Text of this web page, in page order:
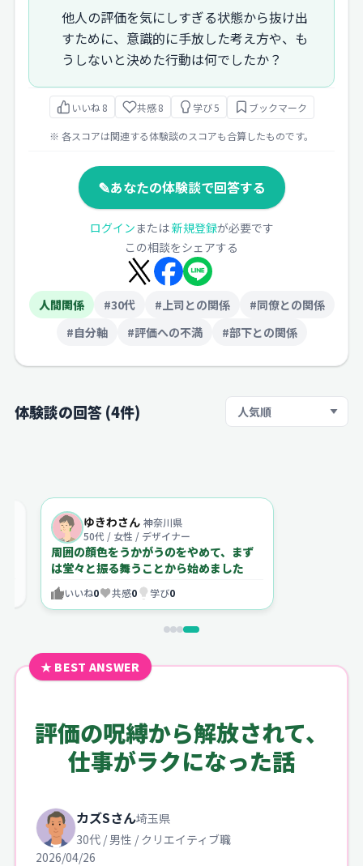
他人の評価を気にしすぎる状態から抜け出
すために、意識的に手放した考え方や、も
うしないと決めた行動は何でしたか？
いいね 8 共感 8 学び5 ブックマーク
※ 各スコアは関連する体験談のスコアも合算したものです。
✎あなたの体験談で回答する
ログインまたは新規登録が必要です
この相談をシェアする
人間関係 #30代 #上司との関係
#同僚との関係
#自分軸
#評価への不満 #部下との関係
体験談の回答 (4件) 並び順
ゆきわさん 神奈川県
50代 / 女性 / デザイナー
周囲の顔色をうかがうのをやめて、まず
は堂々と振る舞うことから始めました
いいね0 共感0 学び0
★ BEST ANSWER
評価の呪縛から解放されて、
仕事がラクになった話
カズSさん埼玉県
30代 / 男性 / クリエイティブ職
2026/04/26